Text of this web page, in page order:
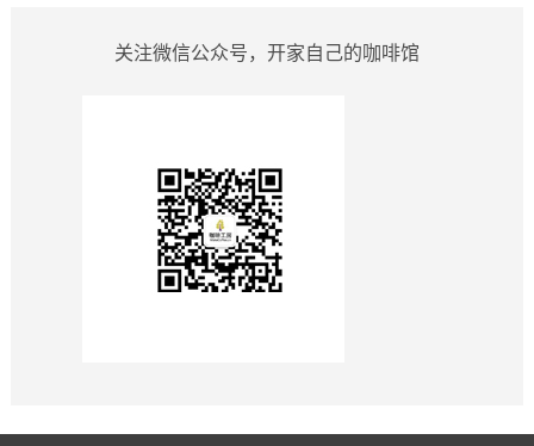
关注微信公众号，开家自己的咖啡馆